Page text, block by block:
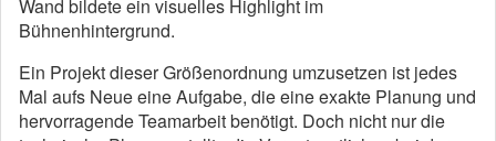
Wand bildete ein visuelles Highlight im
Bühnenhintergrund.
Ein Projekt dieser Größenordnung umzusetzen ist jedes
Mal aufs Neue eine Aufgabe, die eine exakte Planung und
hervorragende Teamarbeit benötigt. Doch nicht nur die